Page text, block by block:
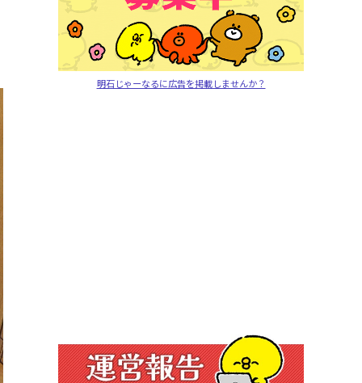
明石じゃーなるに広告を掲載しませんか？